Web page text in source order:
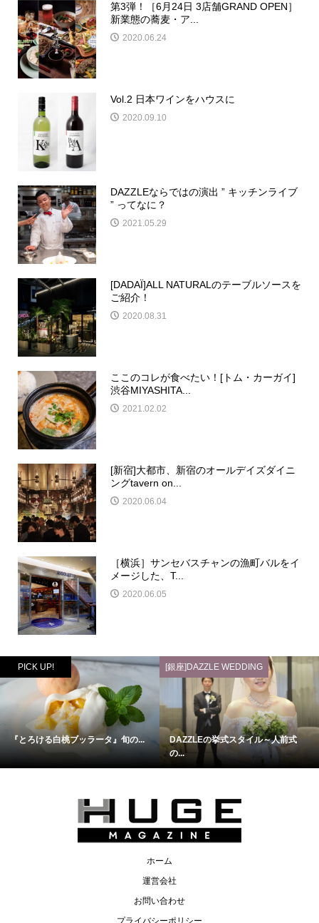
第3弾！［6月24日 3店舗GRAND OPEN］
新業態の蕎麦・ア...
2020.06.24
Vol.2 日本ワインをハウスに
2020.09.10
DAZZLEならではの演出 ” キッチンライブ
” ってなに？
2021.05.29
[DADAÏ]ALL NATURALのテーブルソースを
ご紹介！
2020.08.31
ここのコレが食べたい！[トム・カーガイ]
渋谷MIYASHITA...
2021.02.02
[新宿]大都市、新宿のオールデイズダイニ
ングtavern on...
2020.06.04
［横浜］サンセバスチャンの漁町バルをイ
メージした、T...
2020.06.05
PICK UP!
『とろける白桃ブッラータ』旬の...
[銀座]DAZZLE WEDDING
DAZZLEの挙式スタイル～人前式
の...
ホーム
運営会社
お問い合わせ
プライバシーポリシー